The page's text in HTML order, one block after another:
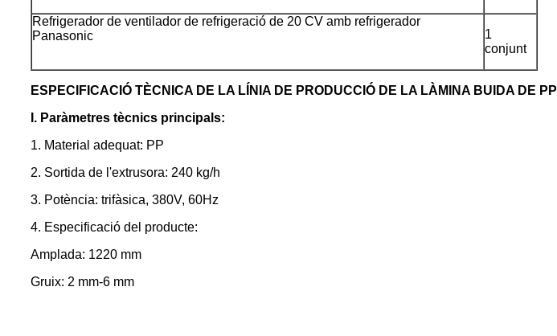
Refrigerador de ventilador de refrigeració de 20 CV amb refrigerador
Panasonic
1
conjunt
ESPECIFICACIÓ TÈCNICA DE LA LÍNIA DE PRODUCCIÓ DE LA LÀMINA BUIDA DE PP
I. Paràmetres tècnics principals:
1. Material adequat: PP
2. Sortida de l'extrusora: 240 kg/h
3. Potència: trifàsica, 380V, 60Hz
4. Especificació del producte:
Amplada: 1220 mm
Gruix: 2 mm-6 mm